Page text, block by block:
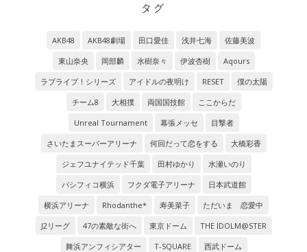
タグ
AKB48 AKB48劇場 田口愛佳 浅井七海
佐藤美波
東山奈央
岡部麟 水樹奈々 伊波杏樹
Aqours
ラブライブ！シリーズ
アイドルの夜明け RESET
僕の太陽
チーム8
大相撲 両国国技館
ここからだ
Unreal Tournament
幕張メッセ
目撃者
さいたまスーパーアリーナ
何回だって恋をする
大橋彩香
ジェフユナイテッド千葉
田村ゆかり
水瀬いのり
パシフィコ横浜
フクダ電子アリーナ
日本武道館
横浜アリーナ
Rhodanthe* 寿美菜子
ただいま 恋愛中
J2リーグ
47の素敵な街へ 東京ドーム
THE IDOLM@STER
舞浜アンフィシアター
T-SQUARE 西武ドーム